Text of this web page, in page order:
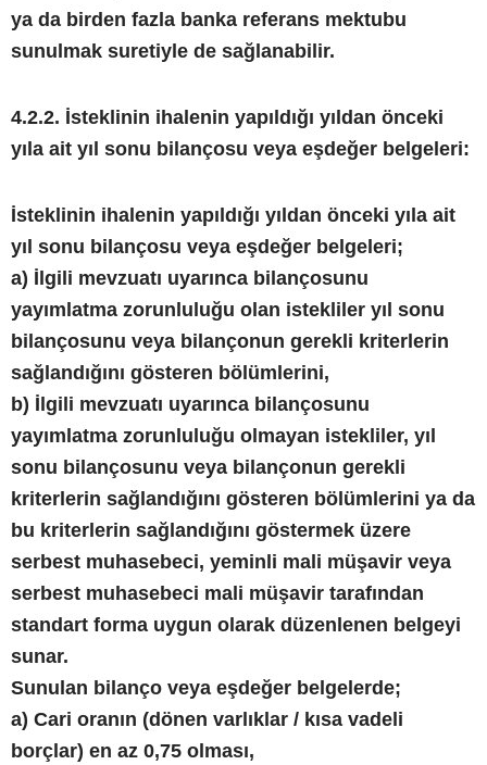
ya da birden fazla banka referans mektubu
sunulmak suretiyle de sağlanabilir.
4.2.2. İsteklinin ihalenin yapıldığı yıldan önceki
yıla ait yıl sonu bilançosu veya eşdeğer belgeleri:
İsteklinin ihalenin yapıldığı yıldan önceki yıla ait
yıl sonu bilançosu veya eşdeğer belgeleri;
a) İlgili mevzuatı uyarınca bilançosunu
yayımlatma zorunluluğu olan istekliler yıl sonu
bilançosunu veya bilançonun gerekli kriterlerin
sağlandığını gösteren bölümlerini,
b) İlgili mevzuatı uyarınca bilançosunu
yayımlatma zorunluluğu olmayan istekliler, yıl
sonu bilançosunu veya bilançonun gerekli
kriterlerin sağlandığını gösteren bölümlerini ya da
bu kriterlerin sağlandığını göstermek üzere
serbest muhasebeci, yeminli mali müşavir veya
serbest muhasebeci mali müşavir tarafından
standart forma uygun olarak düzenlenen belgeyi
sunar.
Sunulan bilanço veya eşdeğer belgelerde;
a) Cari oranın (dönen varlıklar / kısa vadeli
borçlar) en az 0,75 olması,